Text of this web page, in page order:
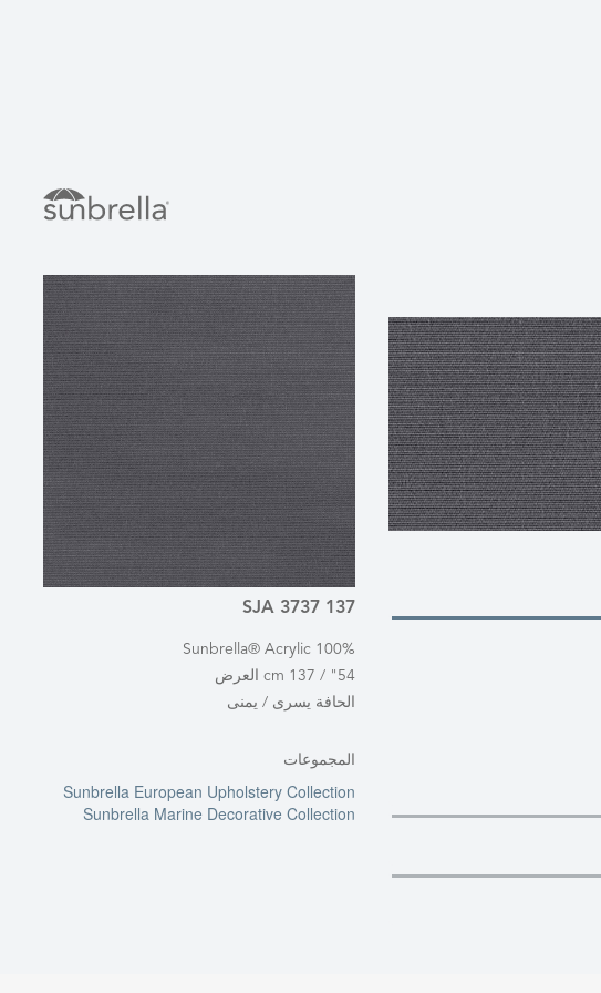
SJA 3737 137
100% Sunbrella® Acrylic
54" / 137 cm العرض
الحافة يسرى / يمنى
المجموعات
Sunbrella European Upholstery Collection
Sunbrella Marine Decorative Collection